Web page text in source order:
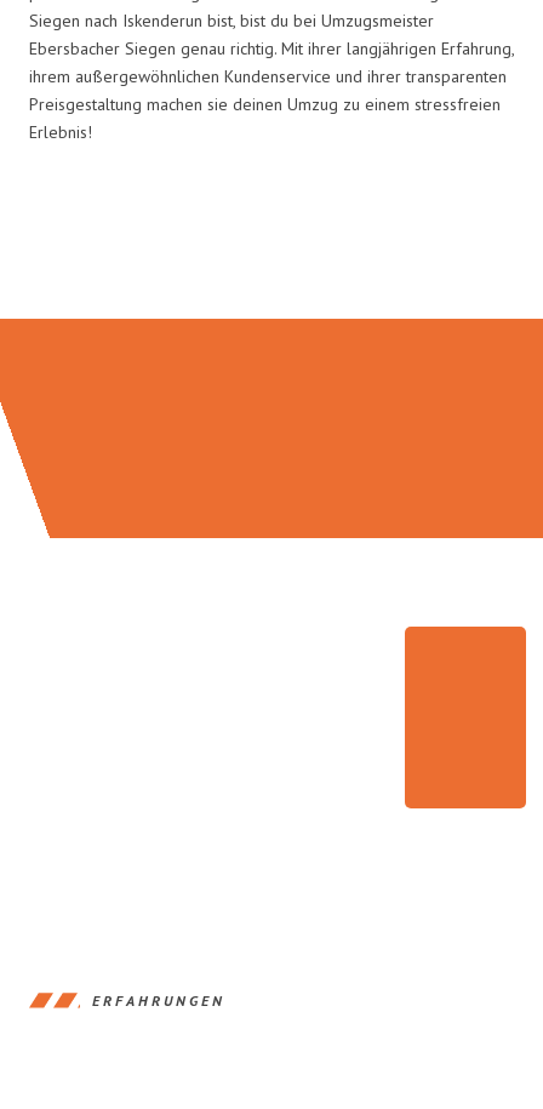
Siegen nach Iskenderun bist, bist du bei Umzugsmeister
Ebersbacher Siegen genau richtig. Mit ihrer langjährigen Erfahrung,
ihrem außergewöhnlichen Kundenservice und ihrer transparenten
Preisgestaltung machen sie deinen Umzug zu einem stressfreien
Erlebnis!
ERFAHRUNGEN